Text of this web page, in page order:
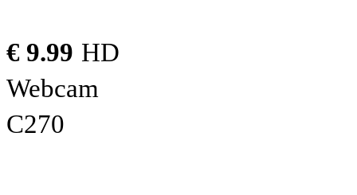
€ 9.99 HD
Webcam
C270